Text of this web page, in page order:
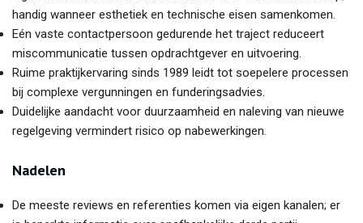
handig wanneer esthetiek en technische eisen samenkomen.
Eén vaste contactpersoon gedurende het traject reduceert
miscommunicatie tussen opdrachtgever en uitvoering.
Ruime praktijkervaring sinds 1989 leidt tot soepelere processen
bij complexe vergunningen en funderingsadvies.
Duidelijke aandacht voor duurzaamheid en naleving van nieuwe
regelgeving vermindert risico op nabewerkingen.
Nadelen
De meeste reviews en referenties komen via eigen kanalen; er